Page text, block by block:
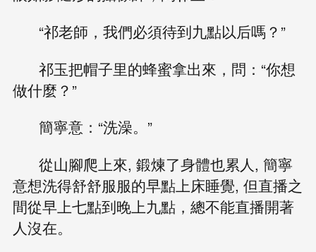
“祁老師，我們必須待到九點以后嗎？”
祁玉把帽子里的蜂蜜拿出來，問：“你想
做什麼？”
簡寧意：“洗澡。”
從山腳爬上來, 鍛煉了身體也累人, 簡寧
意想洗得舒舒服服的早點上床睡覺, 但直播之
間從早上七點到晚上九點，總不能直播開著
人沒在。